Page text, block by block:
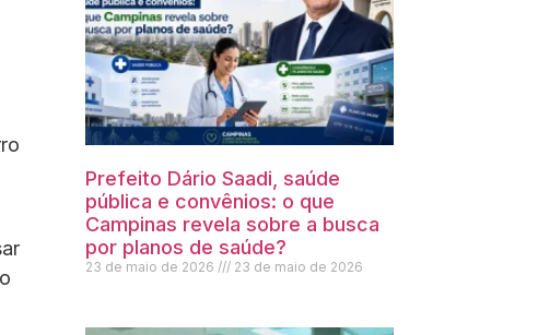
Prefeito Dário Saadi, saúde
pública e convênios: o que
Campinas revela sobre a busca
por planos de saúde?
23 de maio de 2026 23 de maio de 2026